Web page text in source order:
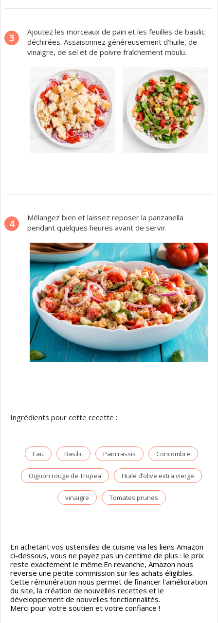
3
Ajoutez les morceaux de pain et les feuilles de basilic
déchirées. Assaisonnez généreusement d'huile, de
vinaigre, de sel et de poivre fraîchement moulu.
4
Mélangez bien et laissez reposer la panzanella
pendant quelques heures avant de servir.
Ingrédients pour cette recette :
Eau Basilic Pain rassis Concombre
Oignon rouge de Tropea Huile d’olive extra vierge
vinaigre Tomates prunes
En achetant vos ustensiles de cuisine via les liens Amazon
ci-dessous, vous ne payez pas un centime de plus : le prix
reste exactement le même.En revanche, Amazon nous
reverse une petite commission sur les achats éligibles.
Cette rémunération nous permet de financer l'amélioration
du site, la création de nouvelles recettes et le
développement de nouvelles fonctionnalités.
Merci pour votre soutien et votre confiance !